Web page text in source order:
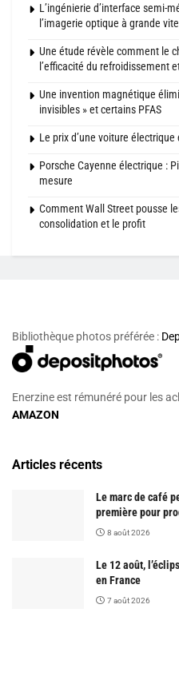
L’ingénierie d’interface semi-
l’imagerie optique à grande
Une étude révèle comment le
l’efficacité du refroidissement
Une invention magnétique
invisibles » et certains PFAS
Le prix d’une voiture électrique
Porsche Cayenne électrique :
mesure
Comment Wall Street pousse
consolidation et le profit
Bibliothèque photos préférée :
Enerzine est rémunéré pour les
AMAZON
Articles récents
Le marc de café
première pour
8 août 2026
Le 12 août,
en France
7 août 2026